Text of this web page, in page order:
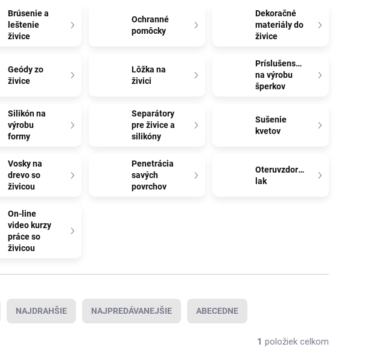
Brúsenie a
leštenie
živice
Ochranné
pomôcky
Dekoračné
materiály do
živice
Geódy zo
živice
Lôžka na
živici
Príslušenstvo
na výrobu
šperkov
Silikón na
výrobu
formy
Separátory
pre živice a
silikóny
Sušenie
kvetov
Vosky na
drevo so
živicou
Penetrácia
savých
povrchov
Oteruvzdorný
lak
On-line
video kurzy
práce so
živicou
NAJDRAHŠIE NAJPREDÁVANEJŠIE ABECEDNE
1 položiek celkom